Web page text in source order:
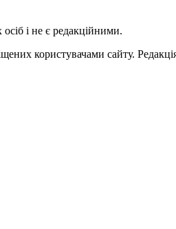
і не є редакційними.
користувачами сайту.